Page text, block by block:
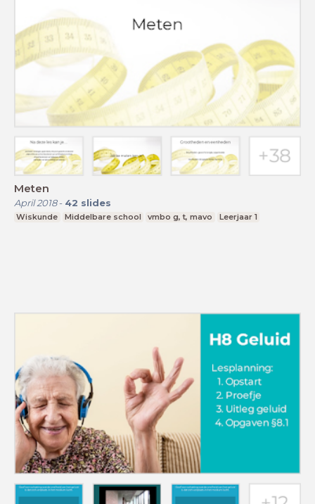
Meten
April 2018- 42 slides
Wiskunde Middelbare school vmbo g, t, mavo Leerjaar 1